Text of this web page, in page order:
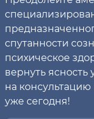
спутанности
психическое
вернуть ясность
на
уже сегодня!